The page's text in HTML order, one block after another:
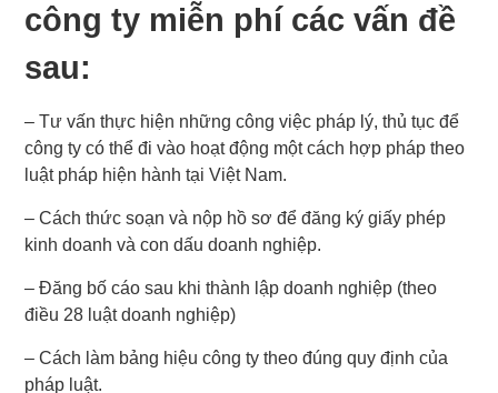
công ty miễn phí các vấn đề
sau:
– Tư vấn thực hiện những công việc pháp lý, thủ tục để
công ty có thể đi vào hoạt động một cách hợp pháp theo
luật pháp hiện hành tại Việt Nam.
– Cách thức soạn và nộp hồ sơ để đăng ký giấy phép
kinh doanh và con dấu doanh nghiệp.
– Đăng bố cáo sau khi thành lập doanh nghiệp (theo
điều 28 luật doanh nghiệp)
– Cách làm bảng hiệu công ty theo đúng quy định của
pháp luật.